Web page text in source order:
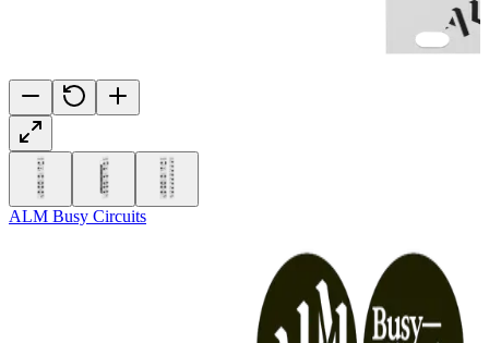
ALM Busy Circuits